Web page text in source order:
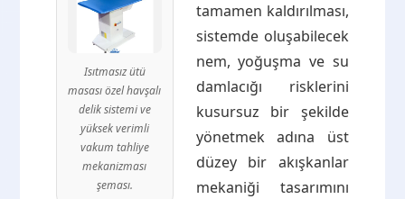
Isıtmasız ütü
masası özel havşalı
delik sistemi ve
yüksek verimli
vakum tahliye
mekanizması
şeması.
tamamen kaldırılması,
sistemde oluşabilecek
nem, yoğuşma ve su
damlacığı risklerini
kusursuz bir şekilde
yönetmek adına üst
düzey bir akışkanlar
mekaniği tasarımını